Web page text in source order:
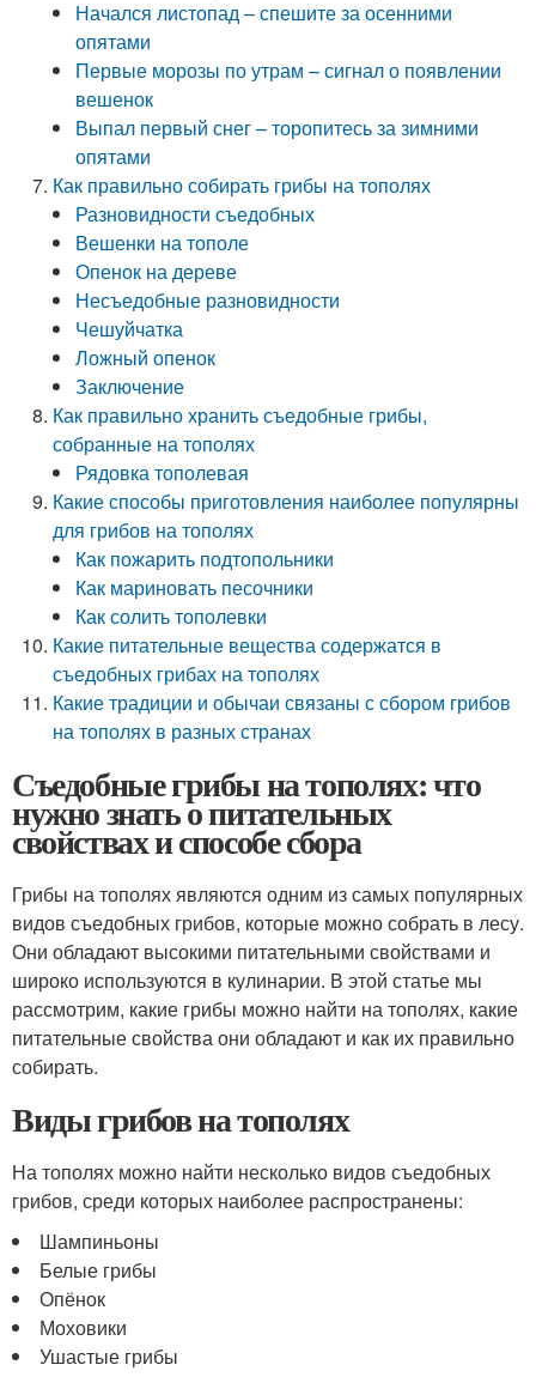
Начался листопад – спешите за осенними
опятами
Первые морозы по утрам – сигнал о появлении
вешенок
Выпал первый снег – торопитесь за зимними
опятами
Как правильно собирать грибы на тополях
Разновидности съедобных
Вешенки на тополе
Опенок на дереве
Несъедобные разновидности
Чешуйчатка
Ложный опенок
Заключение
Как правильно хранить съедобные грибы,
собранные на тополях
Рядовка тополевая
Какие способы приготовления наиболее популярны
для грибов на тополях
Как пожарить подтопольники
Как мариновать песочники
Как солить тополевки
Какие питательные вещества содержатся в
съедобных грибах на тополях
Какие традиции и обычаи связаны с сбором грибов
на тополях в разных странах
Съедобные грибы на тополях: что
нужно знать о питательных
свойствах и способе сбора
Грибы на тополях являются одним из самых популярных
видов съедобных грибов, которые можно собрать в лесу.
Они обладают высокими питательными свойствами и
широко используются в кулинарии. В этой статье мы
рассмотрим, какие грибы можно найти на тополях, какие
питательные свойства они обладают и как их правильно
собирать.
Виды грибов на тополях
На тополях можно найти несколько видов съедобных
грибов, среди которых наиболее распространены:
Шампиньоны
Белые грибы
Опёнок
Моховики
Ушастые грибы